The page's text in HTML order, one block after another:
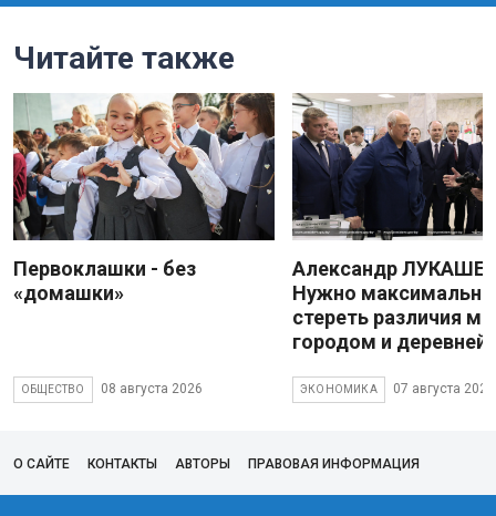
Читайте также
Первоклашки - без
«домашки»
ОБЩЕСТВО 08 августа 2026
Александр
Нужно максимально
стереть различия
городом и деревней
ЭКОНОМИКА 07 августа 2026
О САЙТЕ КОНТАКТЫ АВТОРЫ ПРАВОВАЯ ИНФОРМАЦИЯ